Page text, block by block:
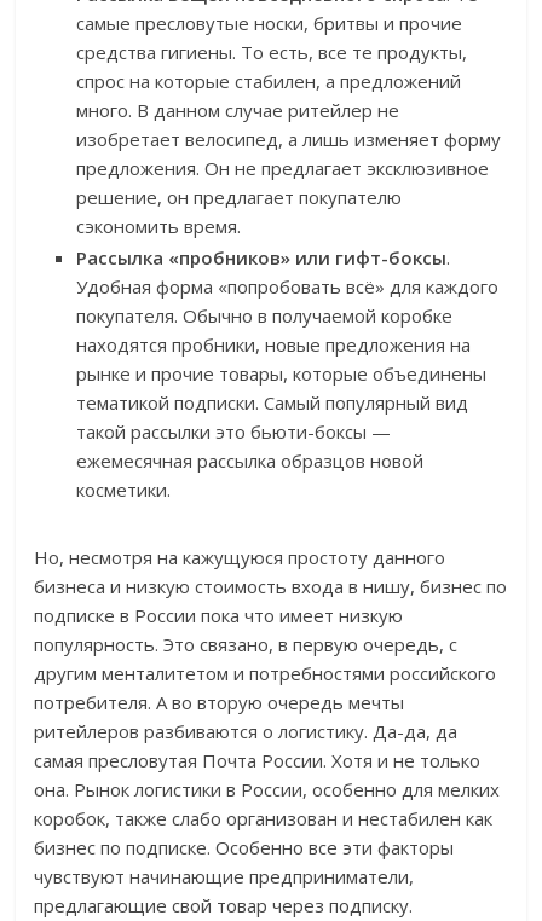
самые пресловутые носки, бритвы и прочие
средства гигиены. То есть, все те продукты,
спрос на которые стабилен, а предложений
много. В данном случае ритейлер не
изобретает велосипед, а лишь изменяет форму
предложения. Он не предлагает эксклюзивное
решение, он предлагает покупателю
сэкономить время.
Рассылка «пробников» или гифт-боксы.
Удобная форма «попробовать всё» для каждого
покупателя. Обычно в получаемой коробке
находятся пробники, новые предложения на
рынке и прочие товары, которые объединены
тематикой подписки. Самый популярный вид
такой рассылки это бьюти-боксы —
ежемесячная рассылка образцов новой
косметики.
Но, несмотря на кажущуюся простоту данного
бизнеса и низкую стоимость входа в нишу, бизнес по
подписке в России пока что имеет низкую
популярность. Это связано, в первую очередь, с
другим менталитетом и потребностями российского
потребителя. А во вторую очередь мечты
ритейлеров разбиваются о логистику. Да-да, да
самая пресловутая Почта России. Хотя и не только
она. Рынок логистики в России, особенно для мелких
коробок, также слабо организован и нестабилен как
бизнес по подписке. Особенно все эти факторы
чувствуют начинающие предприниматели,
предлагающие свой товар через подписку.